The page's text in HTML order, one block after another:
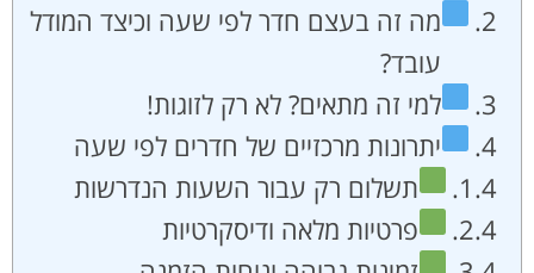
מה זה בעצם חדר לפי שעה וכיצד המודל
עובד?
למי זה מתאים? לא רק לזוגות!
יתרונות מרכזיים של חדרים לפי שעה
תשלום רק עבור השעות הנדרשות
פרטיות מלאה ודיסקרטיות